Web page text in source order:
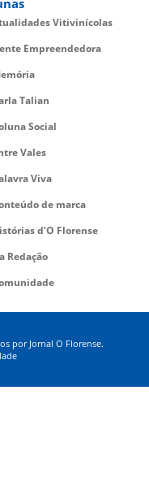
Vitivinícolas
Empreendedora
Talian
Social
Vales
Viva
de marca
d’O Florense
Redação
por Jornal O Florense.